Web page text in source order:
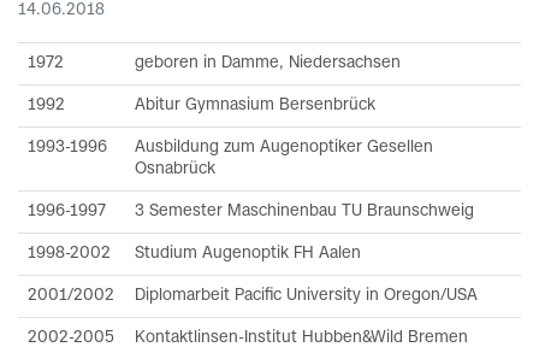
14.06.2018
1972 geboren in Damme, Niedersachsen
1992 Abitur Gymnasium Bersenbrück
1993-1996
Ausbildung zum Augenoptiker Gesellen
Osnabrück
1996-1997 3 Semester Maschinenbau TU Braunschweig
1998-2002 Studium Augenoptik FH Aalen
2001/2002 Diplomarbeit Pacific University in Oregon/USA
2002-2005 Kontaktlinsen-Institut Hubben&Wild Bremen